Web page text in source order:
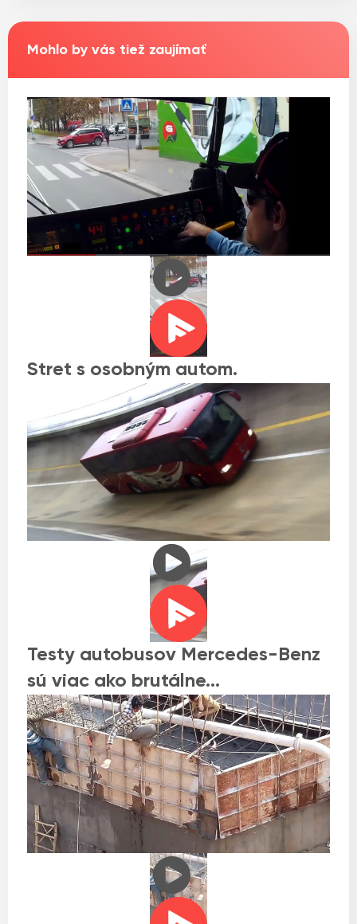
Mohlo by vás tiež zaujímať
Stret s osobným autom.
Testy autobusov Mercedes-Benz
sú viac ako brutálne…